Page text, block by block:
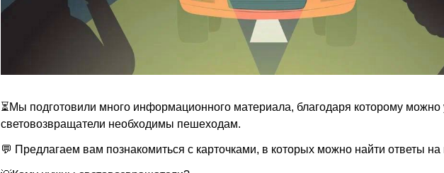
⏳Мы подготовили много информационного материала, благодаря которому можно
световозвращатели необходимы пешеходам.
💬 Предлагаем вам познакомиться с карточками, в которых можно найти ответы